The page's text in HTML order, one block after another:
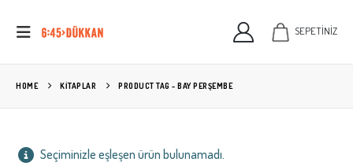
SEPETİNİZ
HOME KITAPLAR PRODUCT TAG - BAY PERŞEMBE
Seçiminizle eşleşen ürün bulunamadı.